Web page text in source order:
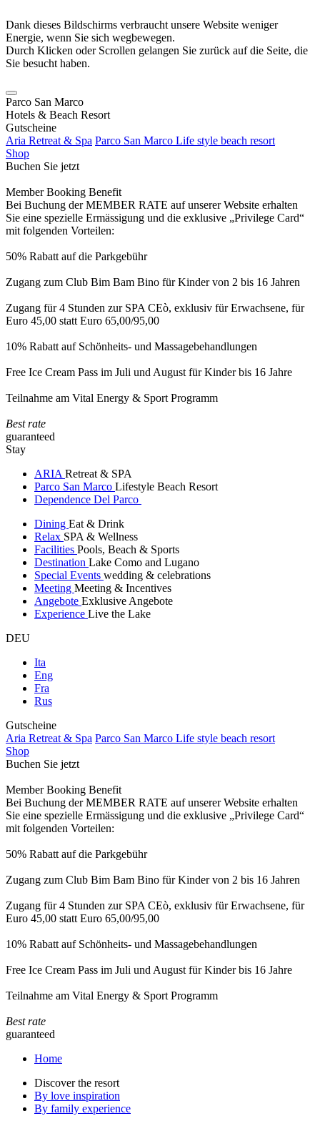
Dank dieses Bildschirms verbraucht unsere Website weniger
Energie, wenn Sie sich wegbewegen.
Durch Klicken oder Scrollen gelangen Sie zurück auf die Seite, die
Sie besucht haben.
Parco San Marco
Hotels & Beach Resort
Gutscheine
Aria Retreat & Spa Parco San Marco Life style beach resort
Shop
Buchen Sie jetzt
Member Booking Benefit
Bei Buchung der MEMBER RATE auf unserer Website erhalten
Sie eine spezielle Ermässigung und die exklusive „Privilege Card“
mit folgenden Vorteilen:
50% Rabatt auf die Parkgebühr
Zugang zum Club Bim Bam Bino für Kinder von 2 bis 16 Jahren
Zugang für 4 Stunden zur SPA CEò, exklusiv für Erwachsene, für
Euro 45,00 statt Euro 65,00/95,00
10% Rabatt auf Schönheits- und Massagebehandlungen
Free Ice Cream Pass im Juli und August für Kinder bis 16 Jahre
Teilnahme am Vital Energy & Sport Programm
Best rate
guaranteed
Stay
ARIA Retreat & SPA
Parco San Marco Lifestyle Beach Resort
Dependence Del Parco
Dining Eat & Drink
Relax SPA & Wellness
Facilities Pools, Beach & Sports
Destination Lake Como and Lugano
Special Events wedding & celebrations
Meeting Meeting & Incentives
Angebote Exklusive Angebote
Experience Live the Lake
DEU
Ita
Eng
Fra
Rus
Gutscheine
Aria Retreat & Spa Parco San Marco Life style beach resort
Shop
Buchen Sie jetzt
Member Booking Benefit
Bei Buchung der MEMBER RATE auf unserer Website erhalten
Sie eine spezielle Ermässigung und die exklusive „Privilege Card“
mit folgenden Vorteilen:
50% Rabatt auf die Parkgebühr
Zugang zum Club Bim Bam Bino für Kinder von 2 bis 16 Jahren
Zugang für 4 Stunden zur SPA CEò, exklusiv für Erwachsene, für
Euro 45,00 statt Euro 65,00/95,00
10% Rabatt auf Schönheits- und Massagebehandlungen
Free Ice Cream Pass im Juli und August für Kinder bis 16 Jahre
Teilnahme am Vital Energy & Sport Programm
Best rate
guaranteed
Home
Discover the resort
By love inspiration
By family experience